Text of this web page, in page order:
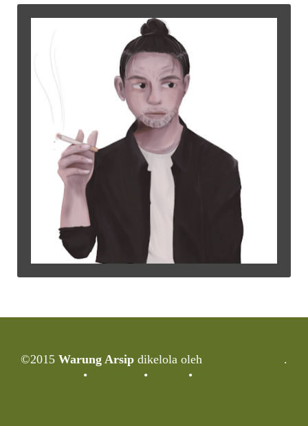
©2015 Warung Arsip dikelola oleh
.
• • •